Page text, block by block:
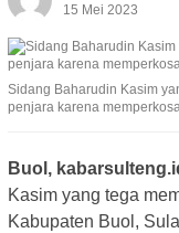
15 Mei 2023
Sidang Baharudin Kasim
penjara karena
Buol,
Kasim yang tega
Kabupaten Buol,